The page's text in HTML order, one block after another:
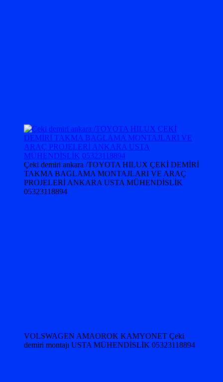
Çeki demiri ankara /TOYOTA HILUX ÇEKİ DEMİRİ
TAKMA BAGLAMA MONTAJLARI VE ARAÇ
PROJELERİ ANKARA USTA MÜHENDİSLİK
05323118894
VOLSWAGEN AMAOROK KAMYONET Çeki
demiri montajı USTA MÜHENDİSLİK 05323118894